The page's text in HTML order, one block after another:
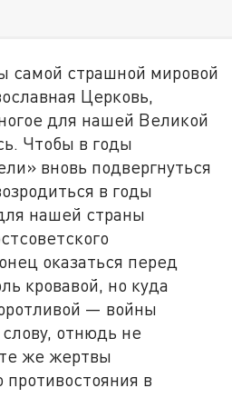
самой страшной мировой
Церковь,
для нашей Великой
Чтобы в годы
вновь подвергнуться
в годы
нашей страны
оказаться перед
кровавой, но куда
— войны
отнюдь не
же жертвы
противостояния в